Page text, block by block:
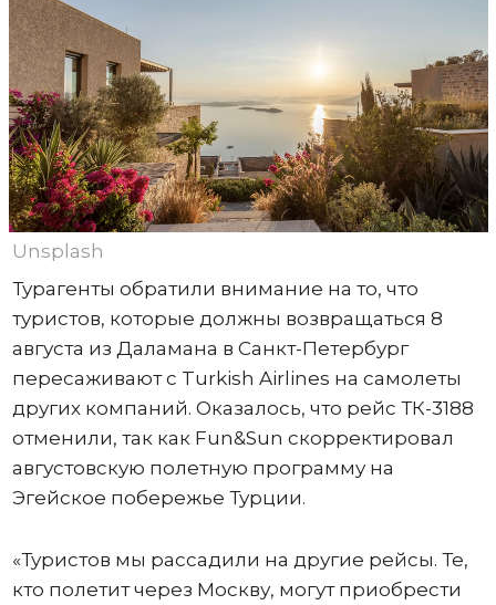
Unsplash
Турагенты обратили внимание на то, что
туристов, которые должны возвращаться 8
августа из Даламана в Санкт-Петербург
пересаживают с Turkish Airlines на самолеты
других компаний. Оказалось, что рейс ТК-3188
отменили, так как Fun&Sun скорректировал
августовскую полетную программу на
Эгейское побережье Турции.
«Туристов мы рассадили на другие рейсы. Те,
кто полетит через Москву, могут приобрести